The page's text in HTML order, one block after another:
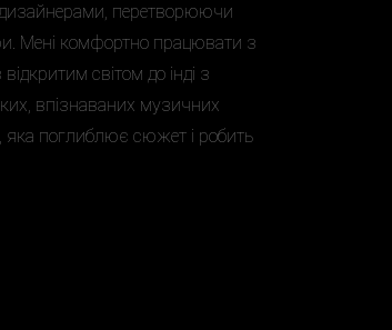
перетворюючи
Мені комфортно працювати з
світом до інді з
впізнаваних музичних
яка поглиблює сюжет і робить